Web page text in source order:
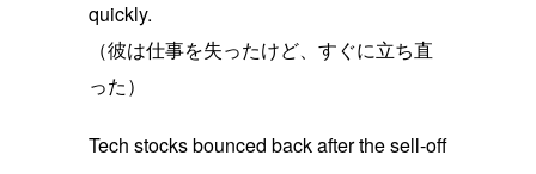
quickly.
（彼は仕事を失ったけど、すぐに立ち直
った）
Tech stocks bounced back after the sell-off